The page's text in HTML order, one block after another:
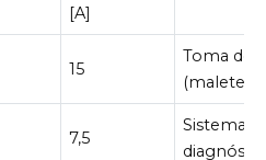
[A]
15
Toma de
7,5
Sistema